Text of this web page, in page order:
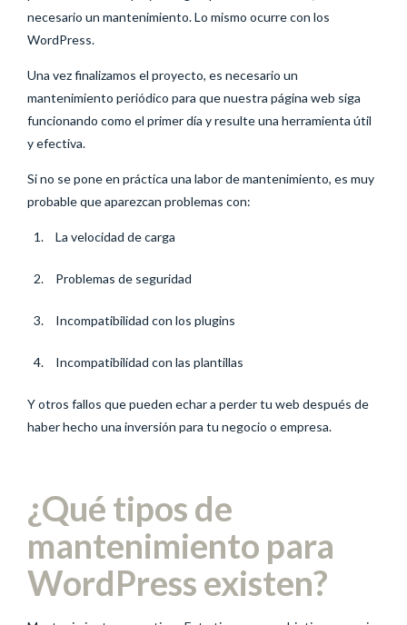
necesario un mantenimiento. Lo mismo ocurre con los
WordPress.
Una vez finalizamos el proyecto, es necesario un
mantenimiento periódico para que nuestra página web siga
funcionando como el primer día y resulte una herramienta útil
y efectiva.
Si no se pone en práctica una labor de mantenimiento, es muy
probable que aparezcan problemas con:
La velocidad de carga
Problemas de seguridad
Incompatibilidad con los plugins
Incompatibilidad con las plantillas
Y otros fallos que pueden echar a perder tu web después de
haber hecho una inversión para tu negocio o empresa.
¿Qué tipos de
mantenimiento para
WordPress existen?